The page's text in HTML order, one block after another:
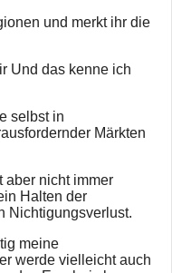
und merkt ihr die
Und das kenne ich
selbst in
Märkten
aber nicht immer
Halten der
Nichtigungsverlust.
meine
werde vielleicht auch